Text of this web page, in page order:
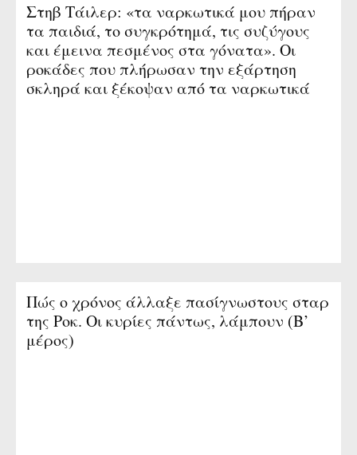
Η αίρεση Χάρε Κρίσνα, που αναστάτωσε
την Ελλάδα τη δεκαετία του ’80. Οι
κατηγορίες για ναρκωτικά και
Στηβ Τάιλερ: «τα ναρκωτικά μου πήραν
τα παιδιά, το συγκρότημά, τις συζύγους
και έμεινα πεσμένος στα γόνατα». Οι
ροκάδες που πλήρωσαν την εξάρτηση
σκληρά και ξέκοψαν από τα ναρκωτικά
Πώς ο χρόνος άλλαξε πασίγνωστους σταρ
της Ροκ. Οι κυρίες πάντως, λάμπουν (Β’
μέρος)